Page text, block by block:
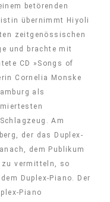
betörenden
übernimmt Hiyoli
zeitgenössischen
und brachte mit
CD »Songs of
Cornelia Monske
als
Am
der das Duplex-
dem Publikum
zu vermitteln, so
Duplex-Piano. Der
Piano